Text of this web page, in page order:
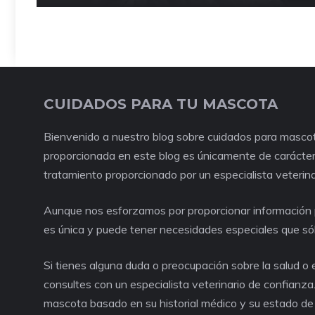
CUIDADOS PARA TU MASCOTA
Bienvenido a nuestro blog sobre cuidados para
proporcionada en este blog es únicamente de
tratamiento proporcionado por un especialista
Aunque nos esforzamos por proporcionar
es única y puede tener necesidades especiales que
Si tienes alguna duda o preocupación sobre la salud
consultes con un especialista veterinario de
mascota basado en su historial médico y su estado